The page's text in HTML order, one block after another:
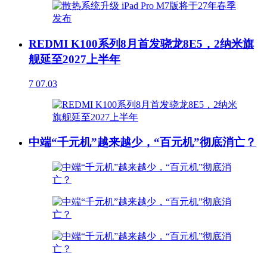
REDMI K100系列8月首发骁龙8E5，2纳米旗
舰延至2027上半年
7 07.03
中端“千元机”越来越少，“百元机”彻底消亡？